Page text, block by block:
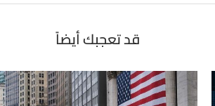
قد تعجبك أيضاً